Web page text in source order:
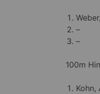
–
–
100m
Kohn,